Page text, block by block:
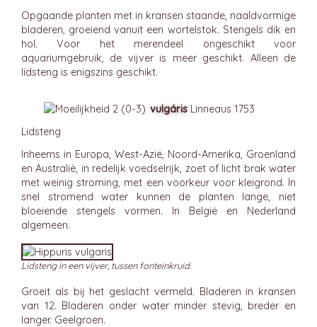
Opgaande planten met in kransen staande, naaldvormige
bladeren, groeiend vanuit een wortelstok. Stengels dik en
hol. Voor het merendeel ongeschikt voor
aquariumgebruik, de vijver is meer geschikt. Alleen de
lidsteng is enigszins geschikt.
vulgáris Linneaus 1753
Lidsteng
Inheems in Europa, West-Azië, Noord-Amerika, Groenland
en Australië, in redelijk voedselrijk, zoet of licht brak water
met weinig stroming, met een voorkeur voor kleigrond. In
snel stromend water kunnen de planten lange, niet
bloeiende stengels vormen. In België en Nederland
algemeen.
Lidsteng in een vijver, tussen fonteinkruid.
Groeit als bij het geslacht vermeld. Bladeren in kransen
van 12. Bladeren onder water minder stevig, breder en
langer. Geelgroen.